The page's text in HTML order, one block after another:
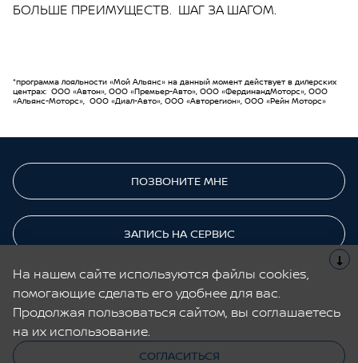
БОЛЬШЕ ПРЕИМУЩЕСТВ. ШАГ ЗА ШАГОМ.
*программа лояльности «Мой Альянс» на данный момент действует в дилерских
центрах: ООО «Автон», ООО «Премьер-Авто», ООО «ФердинандМоторс», ООО
«Альянс-Моторс», ООО «Диал-Авто», ООО «Авторегион», ООО «Рейн Моторс»
ПОЗВОНИТЕ МНЕ
ЗАПИСЬ НА СЕРВИС
Cайт не является публичной офертой.
Все содержащиеся на Сайте сведения носят исключительно
информационный характер и не является исчерпывающими.
© 2026, Nissan Cделано в UDP Auto
На нашем сайте используются файлы cookies,
помогающие сделать его удобнее для вас.
Продолжая пользоваться сайтом, вы соглашаетесь
на их использование.
СОГЛАСИТЬСЯ